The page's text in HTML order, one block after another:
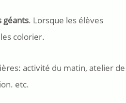
géants. Lorsque les élèves
colorier.
activité du matin, atelier de
etc.